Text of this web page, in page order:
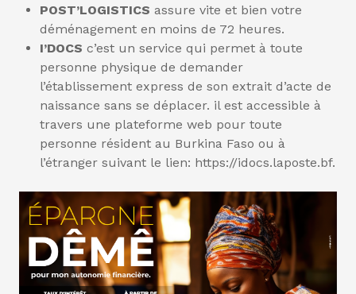
POST’LOGISTICS assure vite et bien votre
déménagement en moins de 72 heures.
I’DOCS c’est un service qui permet à toute
personne physique de demander
l’établissement express de son extrait d’acte de
naissance sans se déplacer. il est accessible à
travers une plateforme web pour toute
personne résident au Burkina Faso ou à
l’étranger suivant le lien: https://idocs.laposte.bf.